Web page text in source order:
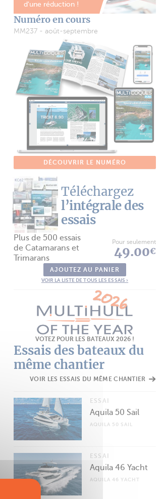
d'une réduction !
Numéro en cours
MM237 - août-septembre
DÉCOUVRIR LE NUMÉRO
Téléchargez
l’intégrale des
essais
Plus de 500 essais
de Catamarans et
Trimarans
Pour seulement
49.00€
AJOUTEZ AU PANIER
VOIR LA LISTE DE TOUS LES ESSAIS ›
VOTEZ POUR LES BATEAUX 2026 !
Essais des bateaux du
même chantier
VOIR LES ESSAIS DU MÊME CHANTIER
ESSAI
Aquila 50 Sail
AQUILA 50 SAIL
ESSAI
Aquila 46 Yacht
AQUILA 46 YACHT